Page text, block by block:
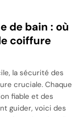
de bain : où
coiffure
la sécurité des
cruciale. Chaque
fiable et des
guider, voici des